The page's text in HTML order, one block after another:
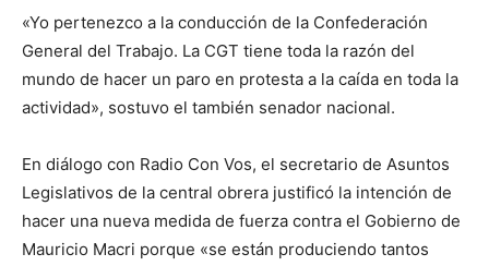
«Yo pertenezco a la conducción de la Confederación
General del Trabajo. La CGT tiene toda la razón del
mundo de hacer un paro en protesta a la caída en toda la
actividad», sostuvo el también senador nacional.
En diálogo con Radio Con Vos, el secretario de Asuntos
Legislativos de la central obrera justificó la intención de
hacer una nueva medida de fuerza contra el Gobierno de
Mauricio Macri porque «se están produciendo tantos